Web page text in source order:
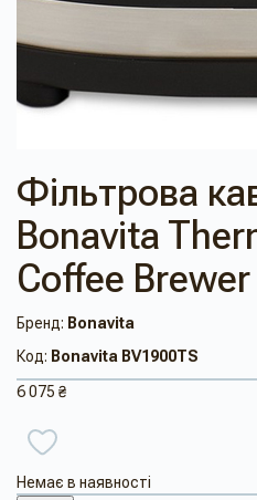
Фільтрова
Bonavita
Coffee Brewer
Бренд: Bonavita
Код: Bonavita BV1900TS
6 075 ₴
Немає в наявності